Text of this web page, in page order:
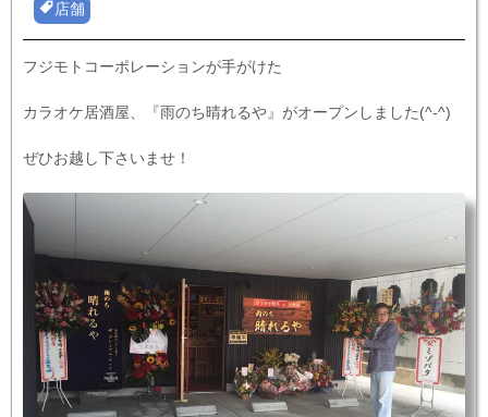
店舗
フジモトコーポレーションが手がけた
カラオケ居酒屋、『雨のち晴れるや』がオープンしました(^-^)
ぜひお越し下さいませ！